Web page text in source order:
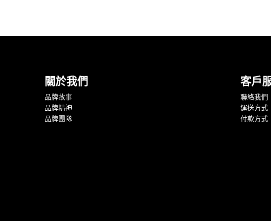
關於我們
品牌故事
品牌精神
品牌團隊
客戶
聯絡我們
運送方式
付款方式